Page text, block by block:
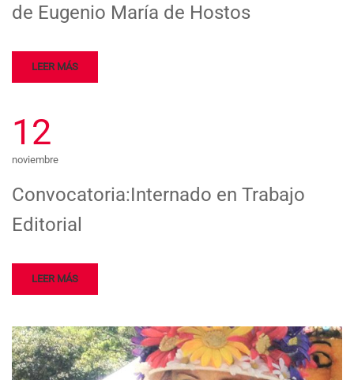
de Eugenio María de Hostos
LEER MÁS
12
noviembre
Convocatoria:Internado en Trabajo
Editorial
LEER MÁS